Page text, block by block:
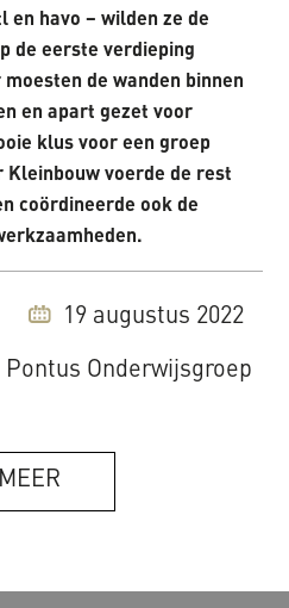
en havo – wilden ze de
de eerste verdieping
de wanden binnen
en apart gezet voor
klus voor een groep
voerde de rest
coördineerde ook de
19 augustus 2022
Pontus Onderwijsgroep